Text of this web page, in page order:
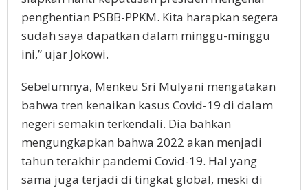
penghentian PSBB-PPKM. Kita harapkan segera
sudah saya dapatkan dalam minggu-minggu
ini,” ujar Jokowi.
Sebelumnya, Menkeu Sri Mulyani mengatakan
bahwa tren kenaikan kasus Covid-19 di dalam
negeri semakin terkendali. Dia bahkan
mengungkapkan bahwa 2022 akan menjadi
tahun terakhir pandemi Covid-19. Hal yang
sama juga terjadi di tingkat global, meski di